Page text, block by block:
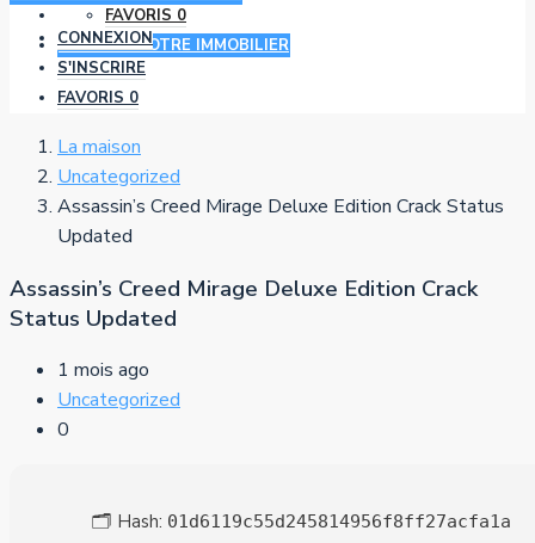
FAVORIS 0
AJOUTER VOTRE IMMOBILIER
CONNEXION
S'INSCRIRE
FAVORIS 0
La maison
Uncategorized
Assassin’s Creed Mirage Deluxe Edition Crack Status
Updated
Assassin’s Creed Mirage Deluxe Edition Crack
Status Updated
1 mois ago
Uncategorized
0
🗂 Hash: 01d6119c55d245814956f8ff27acfa1a